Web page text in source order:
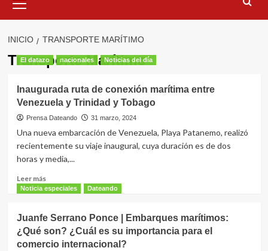
primario
INICIO TRANSPORTE MARÍTIMO
Transporte Marítimo
El datazo nacionales Noticias del día
Inaugurada ruta de conexión marítima entre
Venezuela y Trinidad y Tobago
Prensa Dateando 31 marzo, 2024
Una nueva embarcación de Venezuela, Playa Patanemo, realizó
recientemente su viaje inaugural, cuya duración es de dos
horas y media,...
Leer másLeer
más
ruta
de
conexión
Noticia especiales Dateando
Juanfe Serrano Ponce | Embarques marítimos:
¿Qué son? ¿Cuál es su importancia para el
comercio internacional?